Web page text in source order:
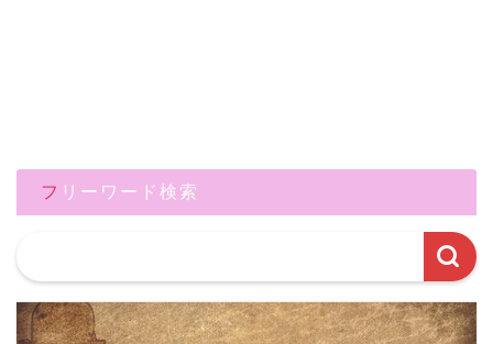
フリーワード検索